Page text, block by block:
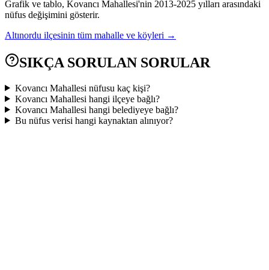
Grafik ve tablo, Kovancı Mahallesi'nin 2013-2025 yılları arasındaki
nüfus değişimini gösterir.
Altınordu ilçesinin tüm mahalle ve köyleri →
SIKÇA SORULAN SORULAR
Kovancı Mahallesi nüfusu kaç kişi?
Kovancı Mahallesi hangi ilçeye bağlı?
Kovancı Mahallesi hangi belediyeye bağlı?
Bu nüfus verisi hangi kaynaktan alınıyor?